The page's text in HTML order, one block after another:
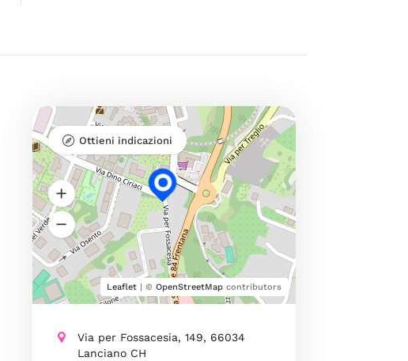
Leaflet| © OpenStreetMapcontributors
Ottieni indicazioni
Via per Fossacesia, 149, 66034
Lanciano CH